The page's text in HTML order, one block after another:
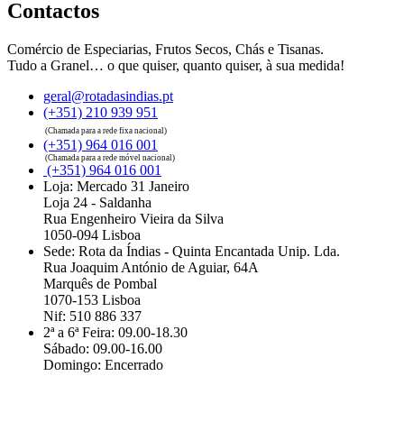
Contactos
Comércio de Especiarias, Frutos Secos, Chás e Tisanas.
Tudo a Granel… o que quiser, quanto quiser, à sua medida!
geral@rotadasindias.pt
(+351) 210 939 951
(Chamada para a rede fixa nacional)
(+351) 964 016 001
(Chamada para a rede móvel nacional)
(+351) 964 016 001
Loja: Mercado 31 Janeiro
Loja 24 - Saldanha
Rua Engenheiro Vieira da Silva
1050-094 Lisboa
Sede: Rota da Índias - Quinta Encantada Unip. Lda.
Rua Joaquim António de Aguiar, 64A
Marquês de Pombal
1070-153 Lisboa
Nif: 510 886 337
2ª a 6ª Feira: 09.00-18.30
Sábado: 09.00-16.00
Domingo: Encerrado